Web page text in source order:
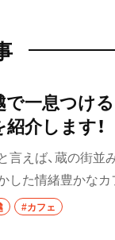
で一息つけ
介します！
言えば、蔵の街並
した情緒豊かな
、雰囲気抜群の店
#カフェ